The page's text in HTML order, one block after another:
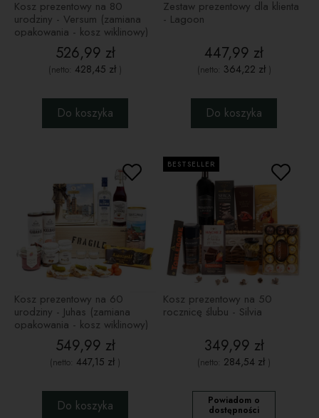
Kosz prezentowy na 80
urodziny - Versum (zamiana
opakowania - kosz wiklinowy)
526,99 zł
(netto: 428,45 zł )
Do koszyka
Zestaw prezentowy dla klienta
- Lagoon
447,99 zł
(netto: 364,22 zł)
Do koszyka
Kosz prezentowy na 60
urodziny - Juhas (zamiana
opakowania - kosz wiklinowy)
549,99 zł
(netto: 447,15 zł )
Do koszyka
Kosz prezentowy na 50
rocznicę ślubu - Silvia
349,99 zł
(netto: 284,54 zł )
Powiadom o
dostępności
BESTSELLER